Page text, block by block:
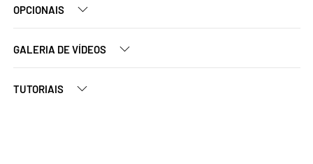
OPCIONAIS
GALERIA DE VÍDEOS
TUTORIAIS